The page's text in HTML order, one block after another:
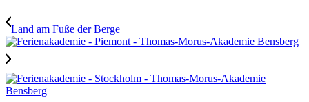
Land am Fuße der Berge